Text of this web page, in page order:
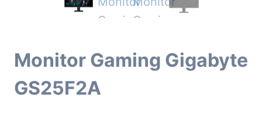
Monitor Gaming Gigabyte
GS25F2A